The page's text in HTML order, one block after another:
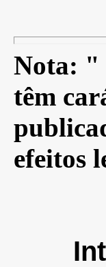
Nota: "
têm
efeitos